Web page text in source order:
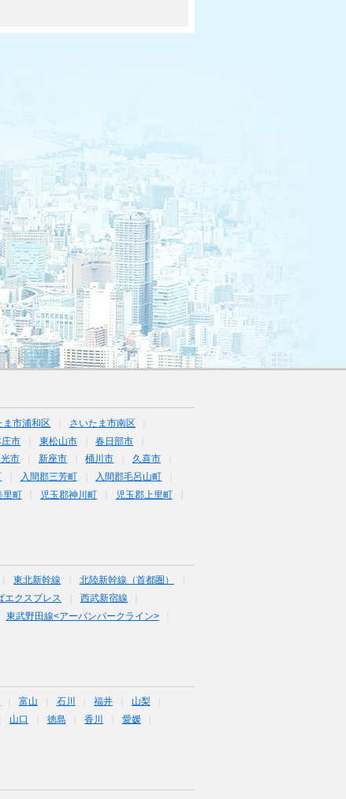
ま市浦和区
さいたま市南区
庄市 東松山市
春日部市
市 新座市 桶川市
久喜市
入間郡三芳町
入間郡毛呂山町
里町 児玉郡神川町
児玉郡上里町
東北新幹線
北陸新幹線（首都圏）
エクスプレス
西武新宿線
東武野田線<アーバンパークライン>
富山 石川 福井
山梨
山口 徳島 香川
愛媛